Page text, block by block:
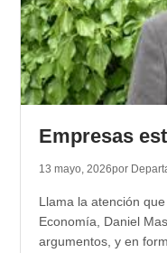
Empresas
13 mayo, 2026por
Llama la atención
Economía, Daniel
argumentos, y en